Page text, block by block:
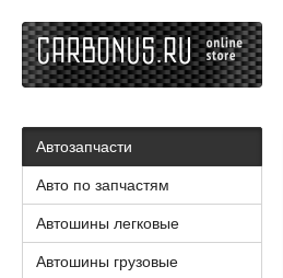
Автозапчасти
Авто по запчастям
Автошины легковые
Автошины грузовые